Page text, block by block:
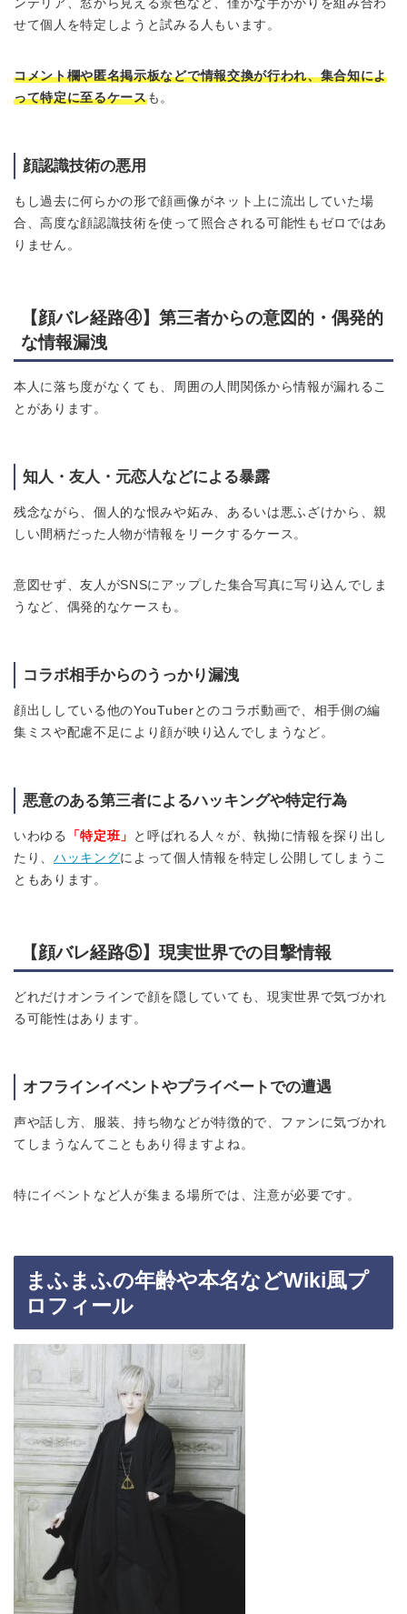
ンテリア、窓から見える景色など、僅かな手がかりを組み合わ
せて個人を特定しようと試みる人もいます。
コメント欄や匿名掲示板などで情報交換が行われ、集合知によ
って特定に至るケースも。
顔認識技術の悪用
もし過去に何らかの形で顔画像がネット上に流出していた場
合、高度な顔認識技術を使って照合される可能性もゼロではあ
りません。
【顔バレ経路④】 第三者からの意図的・偶発的
な情報漏洩
本人に落ち度がなくても、周囲の人間関係から情報が漏れるこ
とがあります。
知人・友人・元恋人などによる暴露
残念ながら、個人的な恨みや妬み、あるいは悪ふざけから、親
しい間柄だった人物が情報をリークするケース。
意図せず、友人がSNSにアップした集合写真に写り込んでしま
うなど、偶発的なケースも。
コラボ相手からのうっかり漏洩
顔出ししている他のYouTuberとのコラボ動画で、相手側の編
集ミスや配慮不足により顔が映り込んでしまうなど。
悪意のある第三者によるハッキングや特定行為
いわゆる 「特定班」
と呼ばれる人々が、執拗に情報を探り出し
たり、ハッキングによって個人情報を特定し公開してしまうこ
ともあります。
【顔バレ経路⑤】 現実世界での目撃情報
どれだけオンラインで顔を隠していても、現実世界で気づかれ
る可能性はあります。
オフラインイベントやプライベートでの遭遇
声や話し方、服装、持ち物などが特徴的で、ファンに気づかれ
てしまうなんてこともあり得ますよね。
特にイベントなど人が集まる場所では、注意が必要です。
まふまふの年齢や本名などWiki風プ
ロフィール